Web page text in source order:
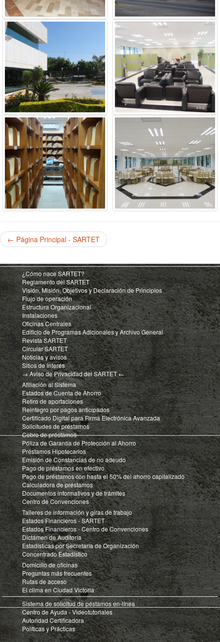
← Página Principal - SARTET
¿Cómo nace SARTET?
Reglamento del SARTET
Visión, Misión, Objetivos y Declaración de Principios
Flujo de operación
Estructura Organizacional
Instalaciones
Oficinas Centrales
Edificio de Programas Adicionales y Archivo General
Revista SARTET
Circular SARTET
Noticias y avisos
Sitios de interés
→ Aviso de Privacidad del SARTET ←
Afiliación al Sistema
Estados de Cuenta de Ahorro
Retiro de aportaciones
Reintegro por pagos anticipados
Certificado Digital para Firma Electrónica Avanzada
Solicitudes de préstamos
Cobro de préstamos
Póliza de Garantía de Protección al Ahorro
Préstamos Hipotecarios
Emisión de Constancias de no adeudo
Pago de préstamos en efectivo
Pago de préstamos con hasta el 50% del ahorro capitalizado
Calculadora de préstamos
Documentos informativos y de trámites
Centro de Convenciones
Talleres de información y giras de trabajo
Estados Financieros - SARTET
Estados Financieros - Centro de Convenciones
Dictámen de Auditoría
Estadísticas por Secretaría de Organización
Concentrado Estadístico
Domicilio de oficinas
Preguntas más frecuentes
Rutas de acceso
El clima en Ciudad Victoria
Sistema de solicitud de péstamos en-línea
Centro de Ayuda - Videotutoriales
Autoridad Certificadora
Políticas y Prácticas